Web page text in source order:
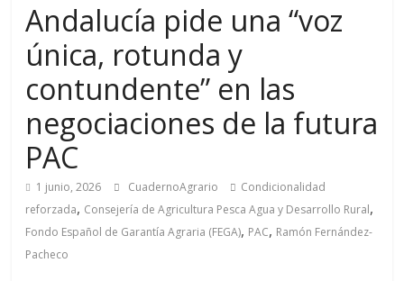
Andalucía pide una “voz
única, rotunda y
contundente” en las
negociaciones de la futura
PAC
1 junio, 2026 CuadernoAgrario
Condicionalidad
reforzada, Consejería de Agricultura Pesca Agua y Desarrollo Rural,
Fondo Español de Garantía Agraria (FEGA), PAC, Ramón Fernández-
Pacheco